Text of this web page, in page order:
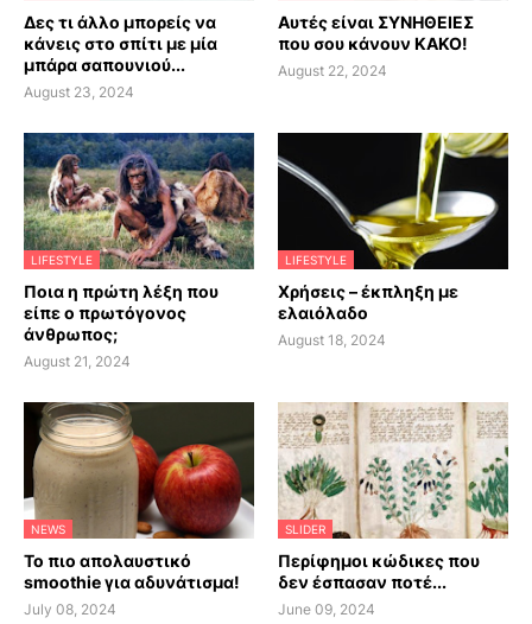
Δες τι άλλο μπορείς να
κάνεις στο σπίτι με μία
μπάρα σαπουνιού...
August 23, 2024
Αυτές είναι ΣΥΝΗΘΕΙΕΣ
που σου κάνουν ΚΑΚΟ!
August 22, 2024
LIFESTYLE
Ποια η πρώτη λέξη που
είπε ο πρωτόγονος
άνθρωπος;
August 21, 2024
LIFESTYLE
Χρήσεις – έκπληξη με
ελαιόλαδο
August 18, 2024
NEWS
Το πιο απολαυστικό
smoothie για αδυνάτισμα!
July 08, 2024
SLIDER
Περίφημοι κώδικες που
δεν έσπασαν ποτέ...
June 09, 2024